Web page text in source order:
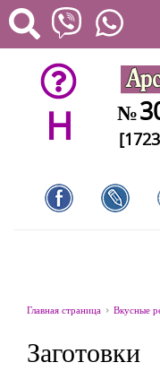
H №
Главная страница Вкусные
Заготовки